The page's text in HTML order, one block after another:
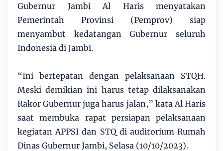
Gubernur Jambi Al Haris menyatakan
Pemerintah Provinsi (Pemprov) siap
menyambut kedatangan Gubernur seluruh
Indonesia di Jambi.
“Ini bertepatan dengan pelaksanaan STQH.
Meski demikian ini harus tetap dilaksanakan
Rakor Gubernur juga harus jalan,” kata Al Haris
saat membuka rapat persiapan pelaksanaan
kegiatan APPSI dan STQ di auditorium Rumah
Dinas Gubernur Jambi, Selasa (10/10/2023).